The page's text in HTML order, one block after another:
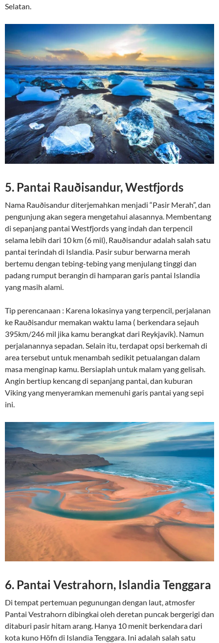
Selatan.
5. Pantai Rauðisandur, Westfjords
Nama Rauðisandur diterjemahkan menjadi “Pasir Merah”, dan
pengunjung akan segera mengetahui alasannya. Membentang
di sepanjang pantai Westfjords yang indah dan terpencil
selama lebih dari 10 km (6 mil), Rauðisandur adalah salah satu
pantai terindah di Islandia. Pasir subur berwarna merah
bertemu dengan tebing-tebing yang menjulang tinggi dan
padang rumput berangin di hamparan garis pantai Islandia
yang masih alami.
Tip perencanaan : Karena lokasinya yang terpencil, perjalanan
ke Rauðisandur memakan waktu lama ( berkendara sejauh
395km/246 mil jika kamu berangkat dari Reykjavík). Namun
perjalanannya sepadan. Selain itu, terdapat opsi berkemah di
area tersebut untuk menambah sedikit petualangan dalam
masa menginap kamu. Bersiaplah untuk malam yang gelisah.
Angin bertiup kencang di sepanjang pantai, dan kuburan
Viking yang menyeramkan memenuhi garis pantai yang sepi
ini.
6. Pantai Vestrahorn, Islandia Tenggara
Di tempat pertemuan pegunungan dengan laut, atmosfer
Pantai Vestrahorn dibingkai oleh deretan puncak bergerigi dan
ditaburi pasir hitam arang. Hanya 10 menit berkendara dari
kota kuno Höfn di Islandia Tenggara. Ini adalah salah satu